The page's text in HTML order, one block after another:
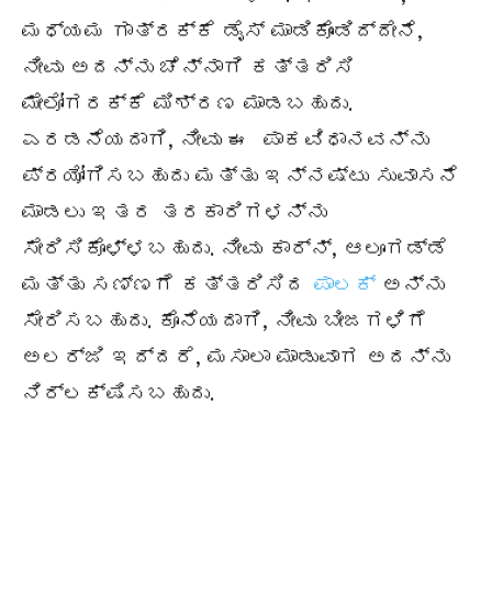
ಮಧ್ಯಮ ಗಾತ್ರಕ್ಕೆ ಡೈಸ್ ಮಾಡಿಕೊಂಡಿದ್ದೇನೆ,
ನೀವು ಅದನ್ನು ಚೆನ್ನಾಗಿ ಕತ್ತರಿಸಿ
ಮೇಲೋಗರಕ್ಕೆ ಮಿಶ್ರಣ ಮಾಡಬಹುದು.
ಎರಡನೆಯದಾಗಿ, ನೀವು ಈ ಪಾಕವಿಧಾನವನ್ನು
ಪ್ರಯೋಗಿಸಬಹುದು ಮತ್ತು ಇನ್ನಷ್ಟು ಸುವಾಸನೆ
ಮಾಡಲು ಇತರ ತರಕಾರಿಗಳನ್ನು
ಸೇರಿಸಿಕೊಳ್ಳಬಹುದು. ನೀವು ಕಾರ್ನ್, ಆಲೂಗಡ್ಡೆ
ಮತ್ತು ಸಣ್ಣಗೆ ಕತ್ತರಿಸಿದ ಪಾಲಕ್ ಅನ್ನು
ಸೇರಿಸಬಹುದು. ಕೊನೆಯದಾಗಿ, ನೀವು ಬೀಜಗಳಿಗೆ
ಅಲರ್ಜಿ ಇದ್ದರೆ, ಮಸಾಲಾ ಮಾಡುವಾಗ ಅದನ್ನು
ನಿರ್ಲಕ್ಷಿಸಬಹುದು.